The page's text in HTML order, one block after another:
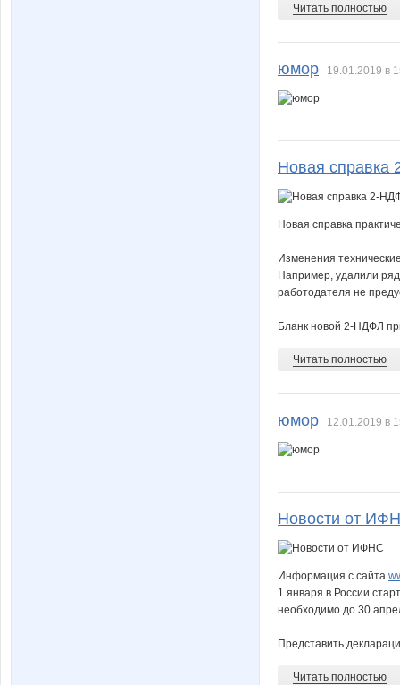
ДмП
Нельзя Нона
Слакси
Читать полностью
юмор 19.01.2019 в
Новая справка
Новая справка
Изменения
Например, удалили
работодателя не
Бланк новой 2-НДФЛ
Читать полностью
юмор 12.01.2019 в
Новости от
Информация с сайта
1 января в России
необходимо до 30
Представить
Читать полностью